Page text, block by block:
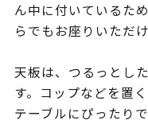
ん中に付いているた
らでもお座りいただけ
天板は、つるっとし
す。コップなどを置
テーブルにぴったり